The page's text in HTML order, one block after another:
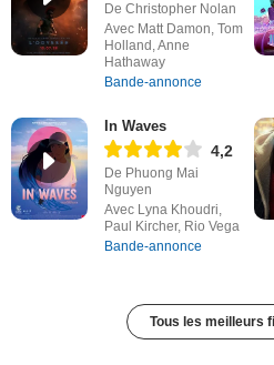
De Christopher Nolan
Avec Matt Damon, Tom
Holland, Anne
Hathaway
Bande-annonce
In Waves
4,2
De Phuong Mai
Nguyen
Avec Lyna Khoudri,
Paul Kircher, Rio Vega
Bande-annonce
Tous les meilleurs